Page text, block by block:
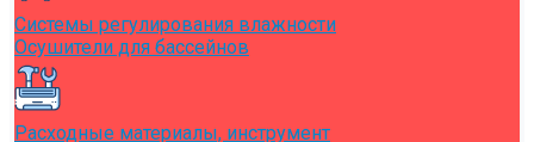
Системы регулирования влажности
Осушители для бассейнов
Расходные материалы, инструмент